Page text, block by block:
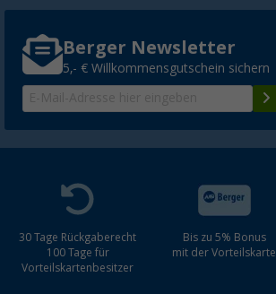
Berger Newsletter
5,- € Willkommensgutschein sichern
30 Tage Rückgaberecht
100 Tage für
Vorteilskartenbesitzer
Bis zu 5% Bonus
mit der Vorteilskarte